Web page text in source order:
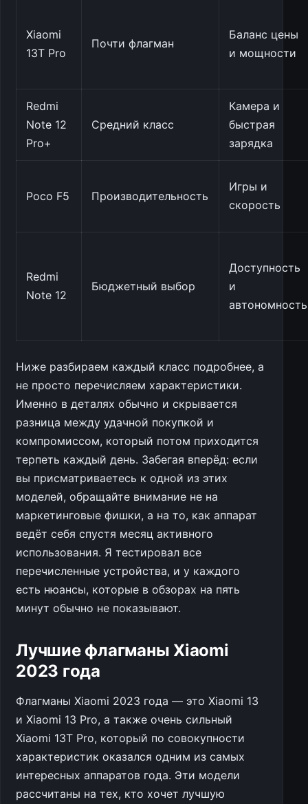
Xiaomi
13T Pro
Почти флагман
Баланс цены
и мощности
Redmi
Note 12
Pro+
Средний класс
Камера и
быстрая
зарядка
Poco F5 Производительность
Игры и
скорость
Redmi
Note 12
Бюджетный выбор
Доступность
и
автономность
Ниже разбираем каждый класс подробнее, а
не просто перечисляем характеристики.
Именно в деталях обычно и скрывается
разница между удачной покупкой и
компромиссом, который потом приходится
терпеть каждый день. Забегая вперёд: если
вы присматриваетесь к одной из этих
моделей, обращайте внимание не на
маркетинговые фишки, а на то, как аппарат
ведёт себя спустя месяц активного
использования. Я тестировал все
перечисленные устройства, и у каждого
есть нюансы, которые в обзорах на пять
минут обычно не показывают.
Лучшие флагманы Xiaomi
2023 года
Флагманы Xiaomi 2023 года — это Xiaomi 13
и Xiaomi 13 Pro, а также очень сильный
Xiaomi 13T Pro, который по совокупности
характеристик оказался одним из самых
интересных аппаратов года. Эти модели
рассчитаны на тех, кто хочет лучшую